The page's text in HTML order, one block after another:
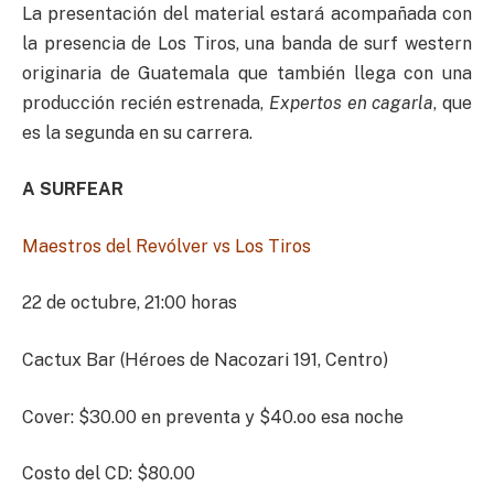
La presentación del material estará acompañada con
la presencia de Los Tiros, una banda de surf western
originaria de Guatemala que también llega con una
producción recién estrenada, Expertos en cagarla, que
es la segunda en su carrera.
A SURFEAR
Maestros del Revólver vs Los Tiros
22 de octubre, 21:00 horas
Cactux Bar (Héroes de Nacozari 191, Centro)
Cover: $30.00 en preventa y $40.oo esa noche
Costo del CD: $80.00